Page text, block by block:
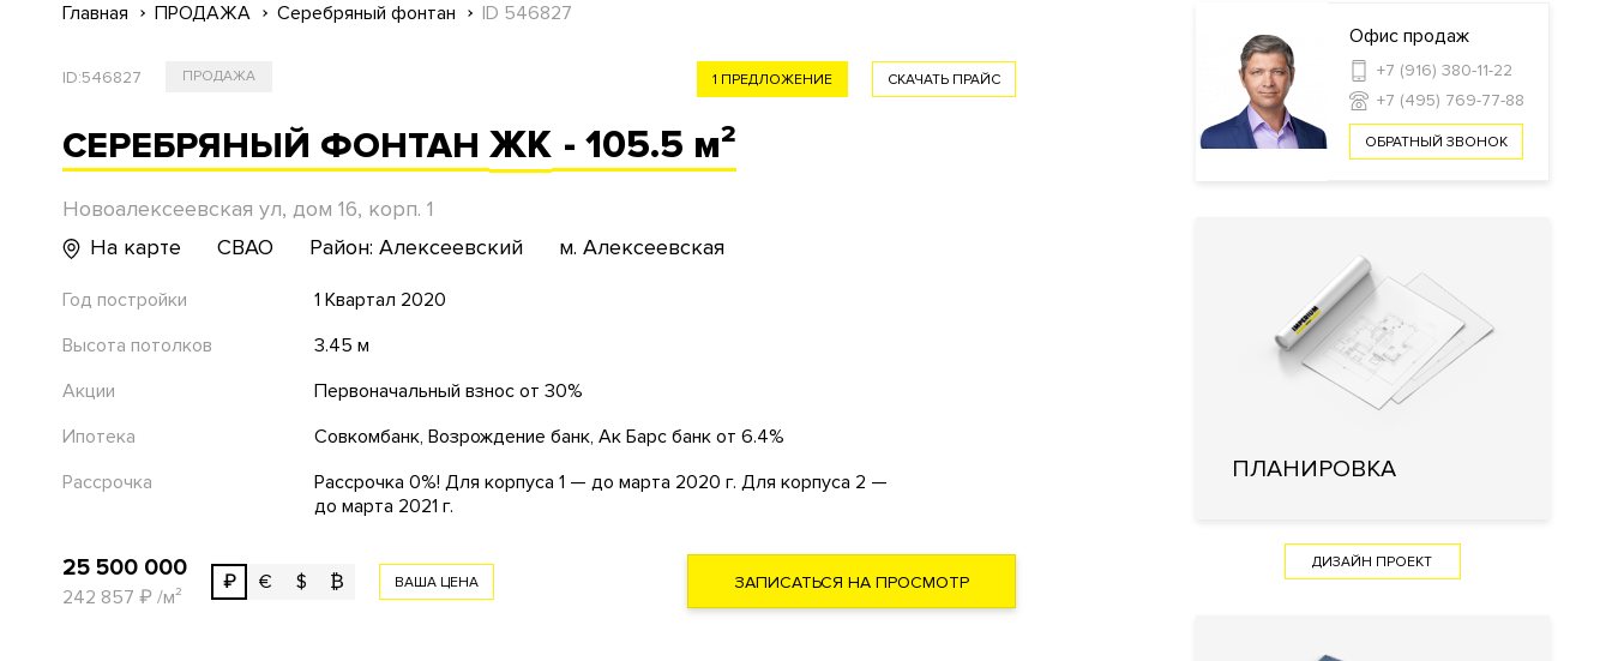
Главная ПРОДАЖА Серебряный фонтан ID 546827
ID:546827 ПРОДАЖА СКАЧАТЬ ПРАЙС
1 ПРЕДЛОЖЕНИЕ
СЕРЕБРЯНЫЙ ФОНТАН ЖК - 105.5 м²
Новоалексеевская ул, дом 16, корп. 1
На карте
СВАО Район: Алексеевский м. Алексеевская
Год постройки
1 Квартал 2020
Высота потолков
3.45 м
Акции
Первоначальный взнос от 30%
Ипотека
Совкомбанк, Возрождение банк, Ак Барс банк от 6.4%
Рассрочка
Рассрочка 0%! Для корпуса 1 — до марта 2020 г. Для корпуса 2 —
до марта 2021 г.
25 500 000
242 857 ₽ /м²
₽ € $ ₿ ВАША ЦЕНА ЗАПИСАТЬСЯ НА ПРОСМОТР
Офис продаж
+7 (916) 380-11-22
+7 (495) 769-77-88
ОБРАТНЫЙ ЗВОНОК
ПЛАНИРОВКА
ДИЗАЙН ПРОЕКТ